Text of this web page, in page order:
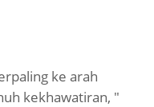
ke arah
kekhawatiran, "